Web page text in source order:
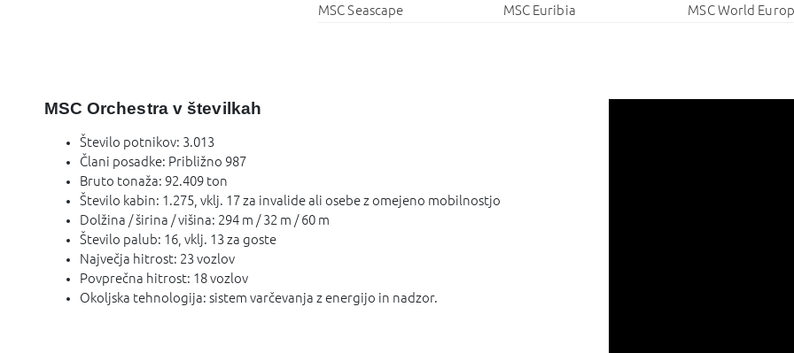
MSC Seascape
MSC Euribia MSC World
MSC Orchestra v številkah
Število potnikov: 3.013
Člani posadke: Približno 987
Bruto tonaža: 92.409 ton
Število kabin: 1.275, vklj. 17 za invalide ali osebe z omejeno mobilnostjo
Dolžina / širina / višina: 294 m / 32 m / 60 m
Število palub: 16, vklj. 13 za goste
Največja hitrost: 23 vozlov
Povprečna hitrost: 18 vozlov
Okoljska tehnologija: sistem varčevanja z energijo in nadzor.